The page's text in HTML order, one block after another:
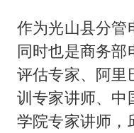
作为光山县分管
同时也是商务
评估专家、阿里
训专家讲师、中
学院专家讲师，